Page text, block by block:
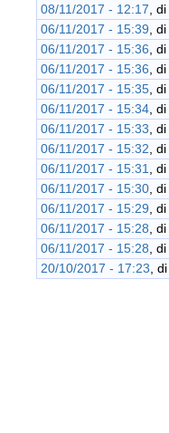
08/11/2017 - 12:17 , di
06/11/2017 - 15:39 , di
06/11/2017 - 15:36 , di
06/11/2017 - 15:36 , di
06/11/2017 - 15:35 , di
06/11/2017 - 15:34 , di
06/11/2017 - 15:33 , di
06/11/2017 - 15:32 , di
06/11/2017 - 15:31
, di
06/11/2017 - 15:30 , di
06/11/2017 - 15:29 , di
06/11/2017 - 15:28 , di
06/11/2017 - 15:28 , di
20/10/2017 - 17:23 , di